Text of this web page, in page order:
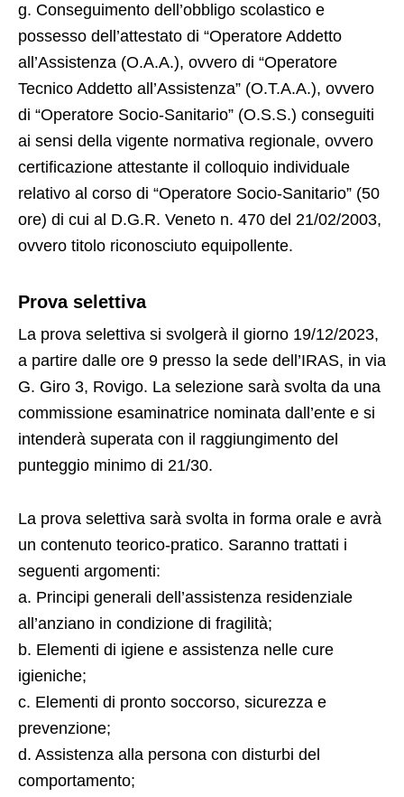
g. Conseguimento dell’obbligo scolastico e
possesso dell’attestato di “Operatore Addetto
all’Assistenza (O.A.A.), ovvero di “Operatore
Tecnico Addetto all’Assistenza” (O.T.A.A.), ovvero
di “Operatore Socio-Sanitario” (O.S.S.) conseguiti
ai sensi della vigente normativa regionale, ovvero
certificazione attestante il colloquio individuale
relativo al corso di “Operatore Socio-Sanitario” (50
ore) di cui al D.G.R. Veneto n. 470 del 21/02/2003,
ovvero titolo riconosciuto equipollente.
Prova selettiva
La prova selettiva si svolgerà il giorno 19/12/2023,
a partire dalle ore 9 presso la sede dell’IRAS, in via
G. Giro 3, Rovigo. La selezione sarà svolta da una
commissione esaminatrice nominata dall’ente e si
intenderà superata con il raggiungimento del
punteggio minimo di 21/30.
La prova selettiva sarà svolta in forma orale e avrà
un contenuto teorico-pratico. Saranno trattati i
seguenti argomenti:
a. Principi generali dell’assistenza residenziale
all’anziano in condizione di fragilità;
b. Elementi di igiene e assistenza nelle cure
igieniche;
c. Elementi di pronto soccorso, sicurezza e
prevenzione;
d. Assistenza alla persona con disturbi del
comportamento;